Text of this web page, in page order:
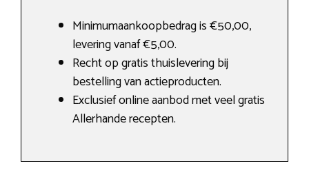
Minimumaankoopbedrag is €50,00,
levering vanaf €5,00.
Recht op gratis thuislevering bij
bestelling van actieproducten.
Exclusief online aanbod met veel gratis
Allerhande recepten.